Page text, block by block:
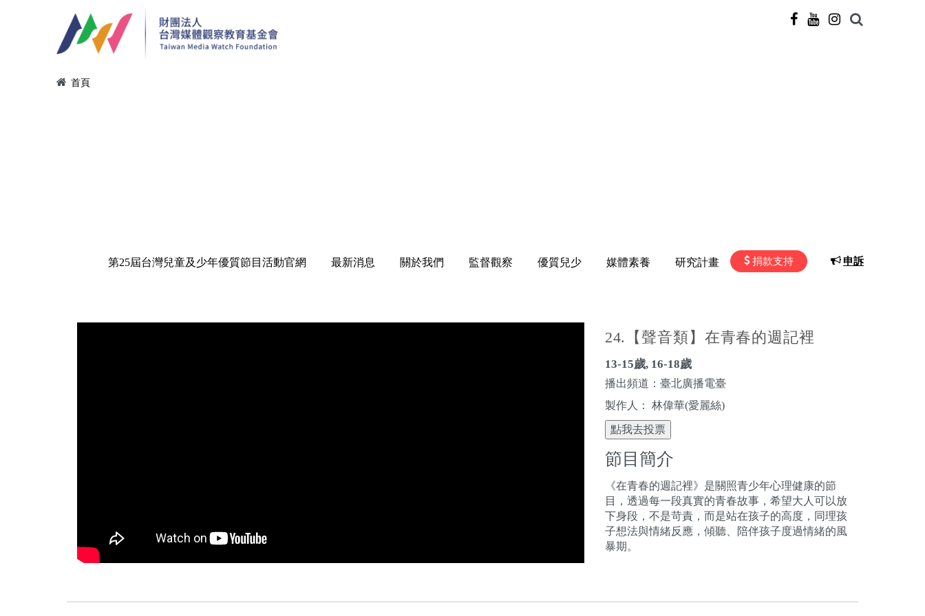
您在這裡
首頁
第25屆台灣兒童及少年優質節目活動官網 最新消息 關於我們 監督觀察 優質兒少 媒體素養 研究計畫 申訴
捐款支持
24.【聲音類】在青春的週記裡
13-15歲, 16-18歲
播出頻道：臺北廣播電臺
製作人： 林偉華(愛麗絲)
點我去投票
節目簡介
《在青春的週記裡》是關照青少年心理健康的節
目，透過每一段真實的青春故事，希望大人可以放
下身段，不是苛責，而是站在孩子的高度，同理孩
子想法與情緒反應，傾聽、陪伴孩子度過情緒的風
暴期。